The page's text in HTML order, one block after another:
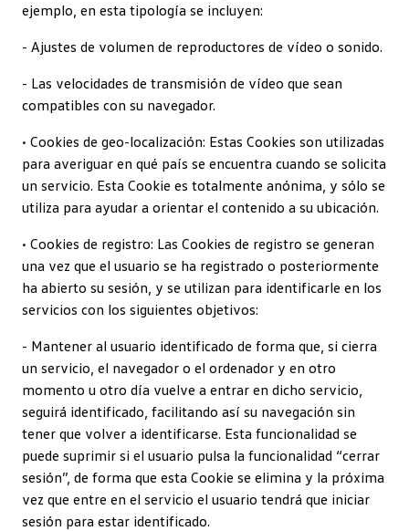
ejemplo, en esta tipología se incluyen:
- Ajustes de volumen de reproductores de vídeo o sonido.
- Las velocidades de transmisión de vídeo que sean
compatibles con su navegador.
• Cookies de geo-localización: Estas Cookies son utilizadas
para averiguar en qué país se encuentra cuando se solicita
un servicio. Esta Cookie es totalmente anónima, y sólo se
utiliza para ayudar a orientar el contenido a su ubicación.
• Cookies de registro: Las Cookies de registro se generan
una vez que el usuario se ha registrado o posteriormente
ha abierto su sesión, y se utilizan para identificarle en los
servicios con los siguientes objetivos:
- Mantener al usuario identificado de forma que, si cierra
un servicio, el navegador o el ordenador y en otro
momento u otro día vuelve a entrar en dicho servicio,
seguirá identificado, facilitando así su navegación sin
tener que volver a identificarse. Esta funcionalidad se
puede suprimir si el usuario pulsa la funcionalidad “cerrar
sesión”, de forma que esta Cookie se elimina y la próxima
vez que entre en el servicio el usuario tendrá que iniciar
sesión para estar identificado.